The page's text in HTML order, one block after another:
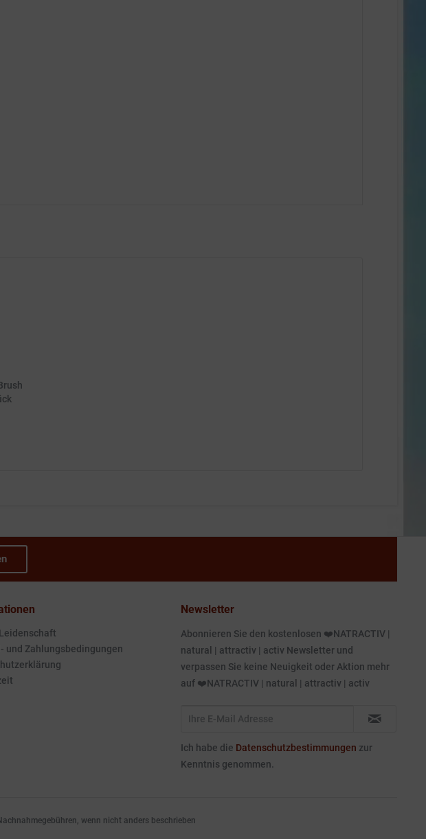
und Zahlungsbedingungen
Newsletter
Abonnieren Sie den kostenlosen ❤️NATRACTIV |
natural | attractiv | activ Newsletter und
verpassen Sie keine Neuigkeit oder Aktion mehr
auf ❤️NATRACTIV | natural | attractiv | activ
Ich habe die Datenschutzbestimmungen zur
Kenntnis genommen.
wenn nicht anders beschrieben